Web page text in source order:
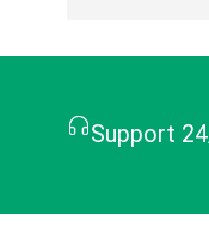
Support